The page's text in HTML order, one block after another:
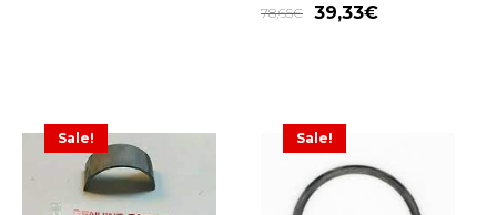
78,65€ 39,33€
Sale! Sale!